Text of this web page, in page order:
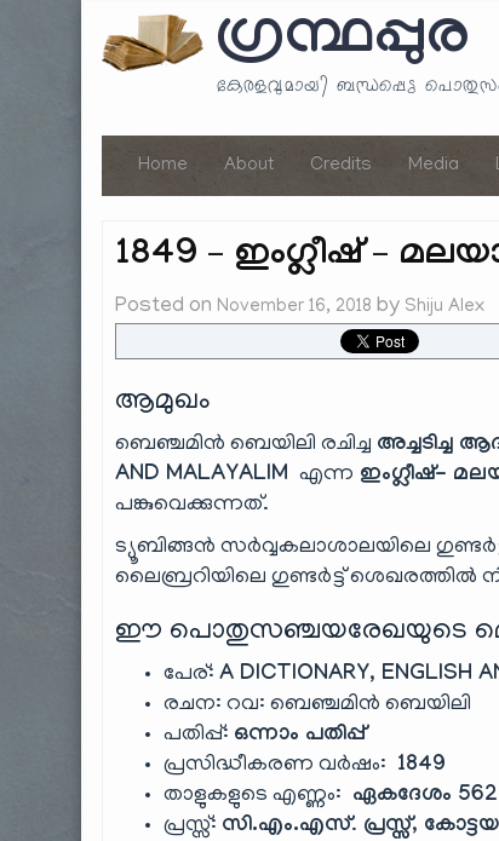
ഗ്രന്ഥപ്പുര
കേരളവുമായി ബന്ധപ്പെട്ട
Home About Credits Media
1849 – ഇംഗ്ലീഷ് –
Posted on November 16, 2018 by Shiju Alex
ആമുഖം
ബെഞ്ചമിൻ ബെയിലി രചിച്ച അച്ചടിച്ച
AND MALAYALIM എന്ന ഇംഗ്ലീഷ്-
പങ്കുവെക്കുന്നത്.
ട്യൂബിങ്ങൻ സർവ്വകലാശാലയിലെ
ലൈബ്രറിയിലെ ഗുണ്ടർട്ട് ശെഖരത്തിൽ
ഈ പൊതുസഞ്ചയരേഖയുടെ
പേര്:A DICTIONARY, ENGLISH
രചന: റവ: ബെഞ്ചമിൻ ബെയിലി
പതിപ്പ്: ഒന്നാം പതിപ്പ്
പ്രസിദ്ധീകരണ വർഷം: 1849
താളുകളുടെ എണ്ണം: ഏകദേശം 562
പ്രസ്സ്: സി.എം.എസ്. പ്രസ്സ്,